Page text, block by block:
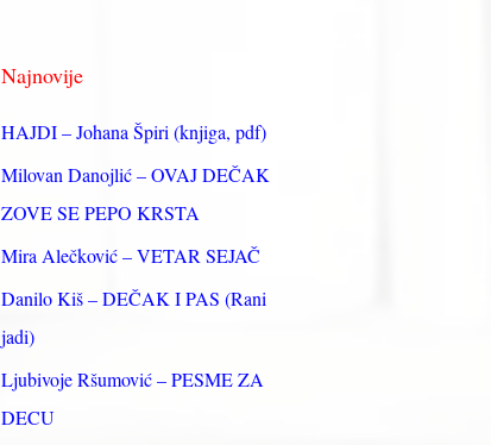
а
з
Najnovije
HAJDI – Johana Špiri (knjiga, pdf)
Milovan Danojlić – OVAJ DEČAK
ZOVE SE PEPO KRSTA
Mira Alečković – VETAR SEJAČ
Danilo Kiš – DEČAK I PAS (Rani
jadi)
Ljubivoje Ršumović – PESME ZA
DECU